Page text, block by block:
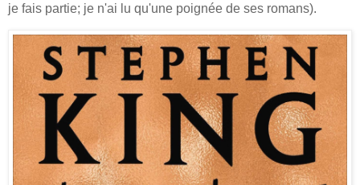
je fais partie; je n'ai lu qu'une poignée de ses romans).